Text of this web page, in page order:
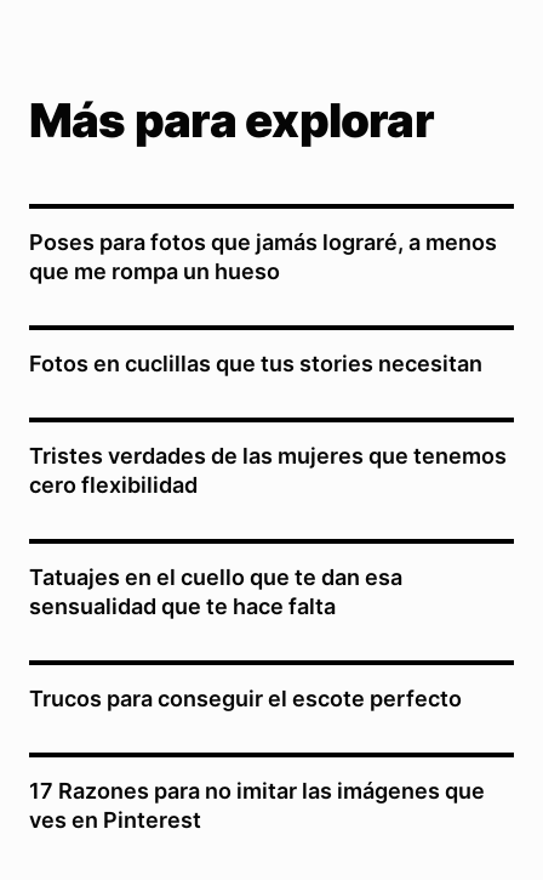
Más para explorar
Poses para fotos que jamás lograré, a menos
que me rompa un hueso
Fotos en cuclillas que tus stories necesitan
Tristes verdades de las mujeres que tenemos
cero flexibilidad
Tatuajes en el cuello que te dan esa
sensualidad que te hace falta
Trucos para conseguir el escote perfecto
17 Razones para no imitar las imágenes que
ves en Pinterest